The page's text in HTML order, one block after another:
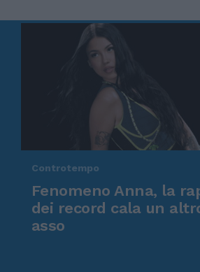
Controtempo
Fenomeno Anna, la
dei record cala un
asso